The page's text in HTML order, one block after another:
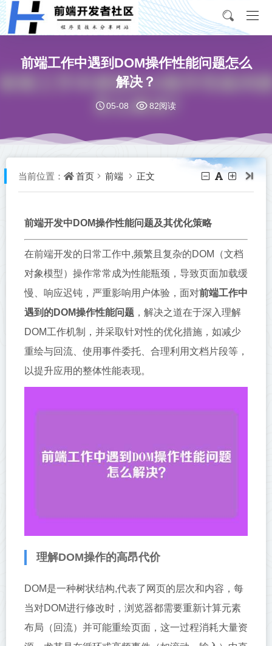
前端工作中遇到DOM操作性能问题怎么
解决？
05-08 82阅读
当前位置： 首页 前端 正文
前端开发中DOM操作性能问题及其优化策略
在前端开发的日常工作中,频繁且复杂的DOM（文档
对象模型）操作常常成为性能瓶颈，导致页面加载缓
慢、响应迟钝，严重影响用户体验，面对前端工作中
遇到的DOM操作性能问题 ，解决之道在于深入理解
DOM工作机制，并采取针对性的优化措施，如减少
重绘与回流、使用事件委托、合理利用文档片段等，
以提升应用的整体性能表现。
理解DOM操作的高昂代价
DOM是一种树状结构,代表了网页的层次和内容，每
当对DOM进行修改时，浏览器都需要重新计算元素
布局（回流）并可能重绘页面，这一过程消耗大量资